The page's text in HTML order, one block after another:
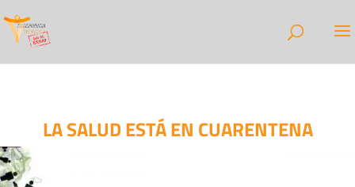
LA SALUD ESTÁ EN CUARENTENA